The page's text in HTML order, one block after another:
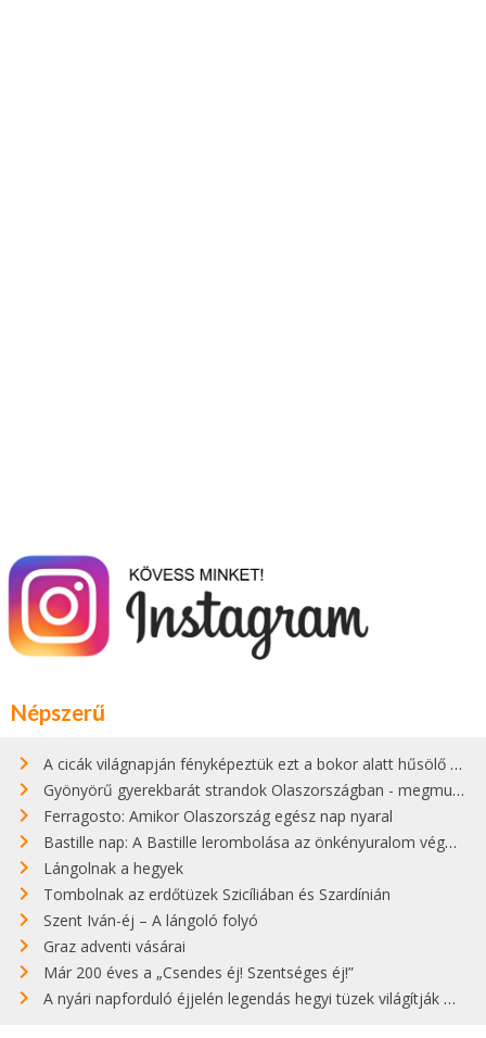
Népszerű
A cicák világnapján fényképeztük ezt a bokor alatt hűsölő cicát Kisorosziban
Gyönyörű gyerekbarát strandok Olaszországban - megmutatjuk a 15 legjobbat
Ferragosto: Amikor Olaszország egész nap nyaral
Bastille nap: A Bastille lerombolása az önkényuralom végét jelentette
Lángolnak a hegyek
Tombolnak az erdőtüzek Szicíliában és Szardínián
Szent Iván-éj – A lángoló folyó
Graz adventi vásárai
Már 200 éves a „Csendes éj! Szentséges éj!”
A nyári napforduló éjjelén legendás hegyi tüzek világítják meg Zugspitzét